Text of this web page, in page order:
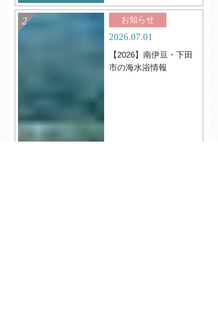
お知らせ
2026.07.01
【2026】南伊豆・下田
市の海水浴情報